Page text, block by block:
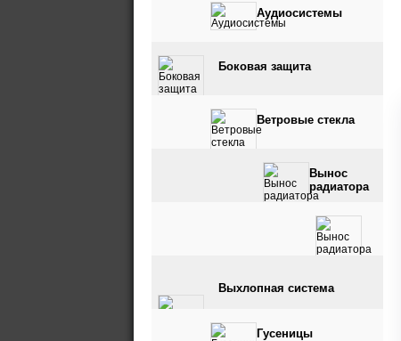
Аудиосистемы
Боковая защита
Ветровые стекла
Вынос
радиатора
Вынос радиатора и
Выхлопная система
Гусеницы